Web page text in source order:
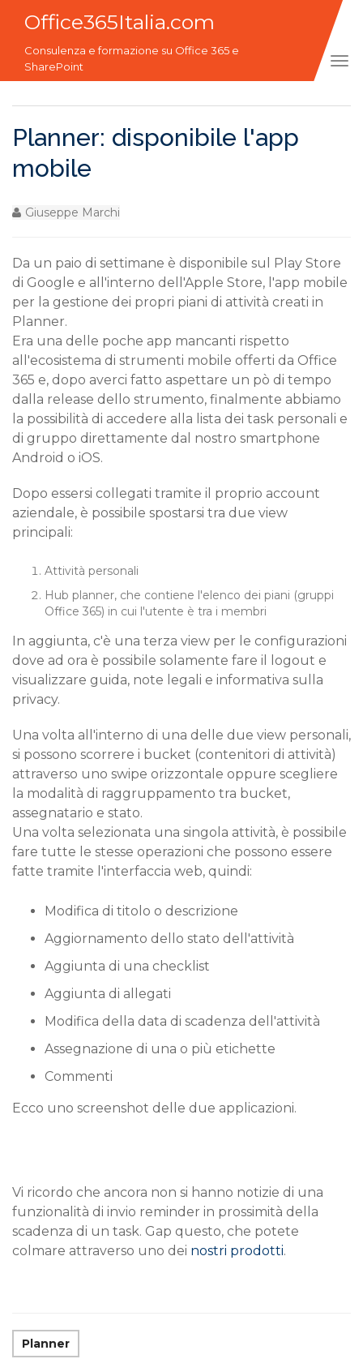
Office365Italia.com
Consulenza e formazione su Office 365 e
SharePoint
Planner: disponibile l'app
mobile
Giuseppe Marchi
Da un paio di settimane è disponibile sul Play Store
di Google e all'interno dell'Apple Store, l'app mobile
per la gestione dei propri piani di attività creati in
Planner.
Era una delle poche app mancanti rispetto
all'ecosistema di strumenti mobile offerti da Office
365 e, dopo averci fatto aspettare un pò di tempo
dalla release dello strumento, finalmente abbiamo
la possibilità di accedere alla lista dei task personali e
di gruppo direttamente dal nostro smartphone
Android o iOS.
Dopo essersi collegati tramite il proprio account
aziendale, è possibile spostarsi tra due view
principali:
Attività personali
Hub planner, che contiene l'elenco dei piani (gruppi
Office 365) in cui l'utente è tra i membri
In aggiunta, c'è una terza view per le configurazioni
dove ad ora è possibile solamente fare il logout e
visualizzare guida, note legali e informativa sulla
privacy.
Una volta all'interno di una delle due view personali,
si possono scorrere i bucket (contenitori di attività)
attraverso uno swipe orizzontale oppure scegliere
la modalità di raggruppamento tra bucket,
assegnatario e stato.
Una volta selezionata una singola attività, è possibile
fare tutte le stesse operazioni che possono essere
fatte tramite l'interfaccia web, quindi:
Modifica di titolo o descrizione
Aggiornamento dello stato dell'attività
Aggiunta di una checklist
Aggiunta di allegati
Modifica della data di scadenza dell'attività
Assegnazione di una o più etichette
Commenti
Ecco uno screenshot delle due applicazioni.
Vi ricordo che ancora non si hanno notizie di una
funzionalità di invio reminder in prossimità della
scadenza di un task. Gap questo, che potete
colmare attraverso uno dei nostri prodotti.
Planner